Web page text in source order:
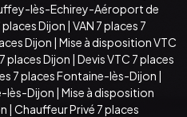
lès-Echirey-Aéroport de
places Dijon | VAN 7 places 7
Dijon | Mise à disposition VTC
places Dijon | Devis VTC 7 places
7 places Fontaine-lès-Dijon |
lès-Dijon | Mise à disposition
| Chauffeur Privé 7 places